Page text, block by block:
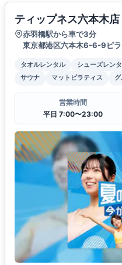
ティップネス六本木店
赤羽橋駅から車で3分
東京都港区六本木6-6-9ピラ
タオルレンタル シューズレン
サウナ
マットピラティス
営業時間
平日 7:00〜23:00